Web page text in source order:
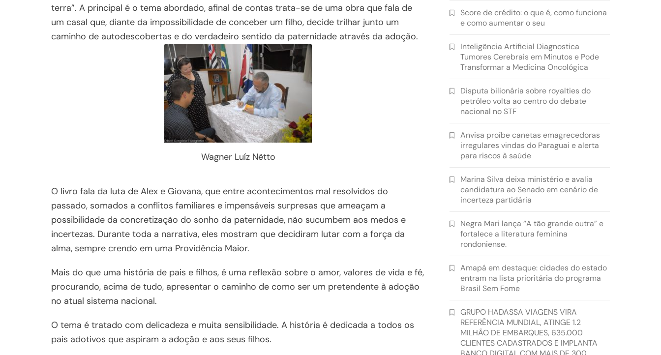
terra”. A principal é o tema abordado, afinal de contas trata-se de uma obra que fala de
um casal que, diante da impossibilidade de conceber um filho, decide trilhar junto um
caminho de autodescobertas e do verdadeiro sentido da paternidade através da adoção.
Wagner Luíz Nëtto
O livro fala da luta de Alex e Giovana, que entre acontecimentos mal resolvidos do
passado, somados a conflitos familiares e impensáveis surpresas que ameaçam a
possibilidade da concretização do sonho da paternidade, não sucumbem aos medos e
incertezas. Durante toda a narrativa, eles mostram que decidiram lutar com a força da
alma, sempre crendo em uma Providência Maior.
Mais do que uma história de pais e filhos, é uma reflexão sobre o amor, valores de vida e fé,
procurando, acima de tudo, apresentar o caminho de como ser um pretendente à adoção
no atual sistema nacional.
O tema é tratado com delicadeza e muita sensibilidade. A história é dedicada a todos os
pais adotivos que aspiram a adoção e aos seus filhos.
Score de crédito: o que é, como funciona
e como aumentar o seu
Inteligência Artificial Diagnostica
Tumores Cerebrais em Minutos e Pode
Transformar a Medicina Oncológica
Disputa bilionária sobre royalties do
petróleo volta ao centro do debate
nacional no STF
Anvisa proíbe canetas emagrecedoras
irregulares vindas do Paraguai e alerta
para riscos à saúde
Marina Silva deixa ministério e avalia
candidatura ao Senado em cenário de
incerteza partidária
Negra Mari lança “A tão grande outra” e
fortalece a literatura feminina
rondoniense.
Amapá em destaque: cidades do estado
entram na lista prioritária do programa
Brasil Sem Fome
GRUPO HADASSA VIAGENS VIRA
REFERÊNCIA MUNDIAL, ATINGE 1.2
MILHÃO DE EMBARQUES, 635.000
CLIENTES CADASTRADOS E IMPLANTA